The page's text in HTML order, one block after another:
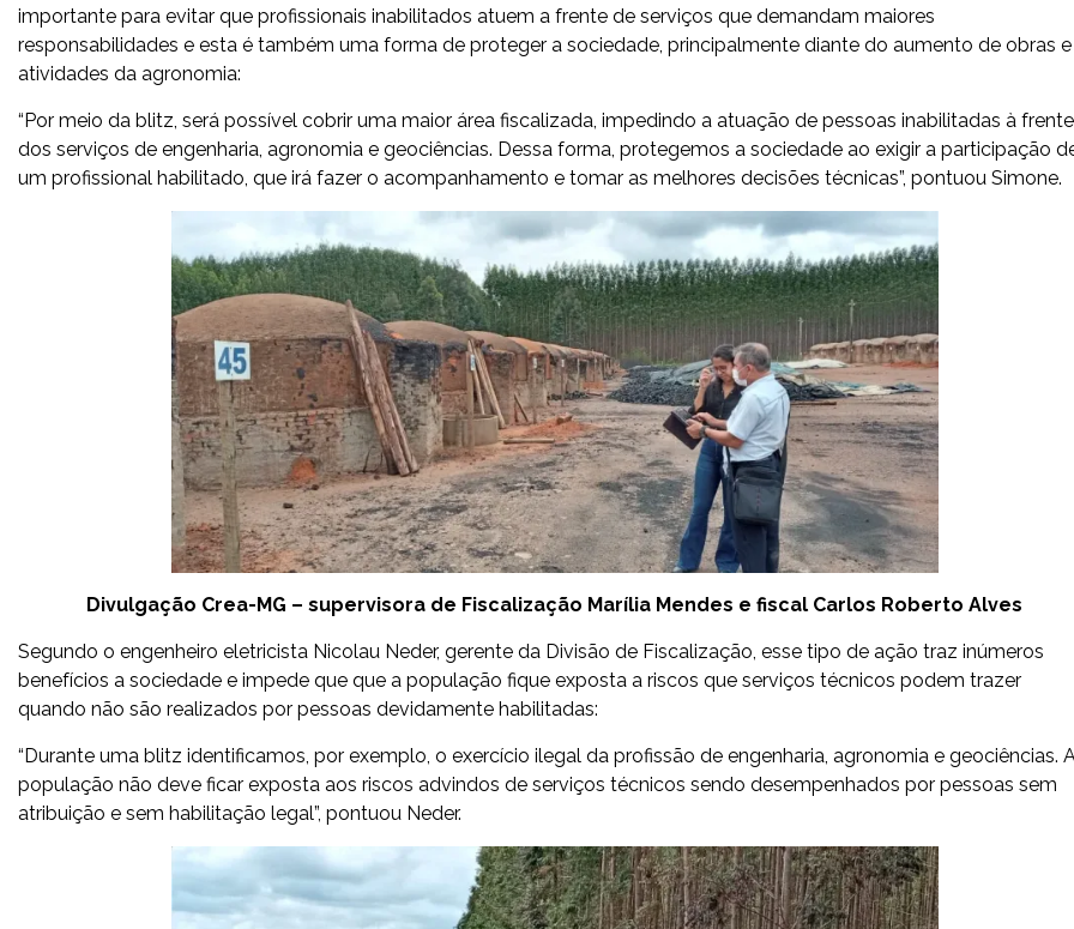
importante para evitar que profissionais inabilitados atuem a frente de serviços que demandam maiores
responsabilidades e esta é também uma forma de proteger a sociedade, principalmente diante do aumento de obras e
atividades da agronomia:
“Por meio da blitz, será possível cobrir uma maior área fiscalizada, impedindo a atuação de pessoas inabilitadas à frente
dos serviços de engenharia, agronomia e geociências. Dessa forma, protegemos a sociedade ao exigir a participação
um profissional habilitado, que irá fazer o acompanhamento e tomar as melhores decisões técnicas”, pontuou Simone.
Divulgação Crea-MG – supervisora de Fiscalização Marília Mendes e fiscal Carlos Roberto Alves
Segundo o engenheiro eletricista Nicolau Neder, gerente da Divisão de Fiscalização, esse tipo de ação traz inúmeros
benefícios a sociedade e impede que que a população fique exposta a riscos que serviços técnicos podem trazer
quando não são realizados por pessoas devidamente habilitadas:
“Durante uma blitz identificamos, por exemplo, o exercício ilegal da profissão de engenharia, agronomia e geociências.
população não deve ficar exposta aos riscos advindos de serviços técnicos sendo desempenhados por pessoas sem
atribuição e sem habilitação legal”, pontuou Neder.